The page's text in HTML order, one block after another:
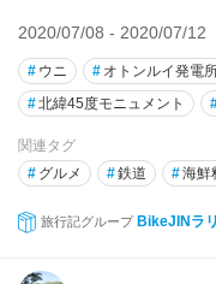
2020/07/08 - 2020/07/12
# ウニ # オトンルイ発電
#北緯45度モニュメント
関連タグ
# グルメ #鉄道 #海鮮
旅行記グループ BikeJINラ